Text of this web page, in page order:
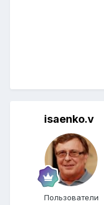
isaenko.v
Пользователи